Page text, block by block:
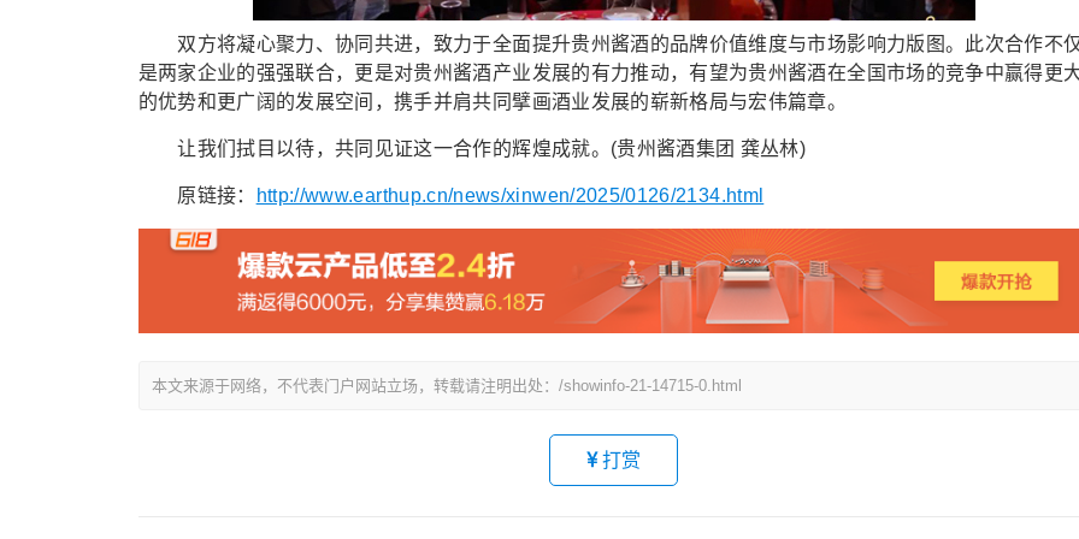
双方将凝心聚力、协同共进，致力于全面提升贵州酱酒的品牌价值维度与市场影响力版图。此次合作不
是两家企业的强强联合，更是对贵州酱酒产业发展的有力推动，有望为贵州酱酒在全国市场的竞争中赢得更
的优势和更广阔的发展空间，携手并肩共同擘画酒业发展的崭新格局与宏伟篇章。
让我们拭目以待，共同见证这一合作的辉煌成就。(贵州酱酒集团 龚丛林)
原链接： http://www.earthup.cn/news/xinwen/2025/0126/2134.html
本文来源于网络，不代表门户网站立场，转载请注明出处：/showinfo-21-14715-0.html
打赏